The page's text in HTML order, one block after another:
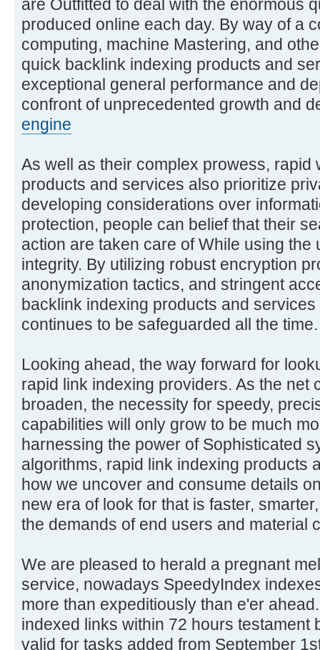
are Outfitted to deal with the enormous
produced online each day. By way of a
computing, machine Mastering, and
quick backlink indexing products and
exceptional general performance and
confront of unprecedented growth and
engine
As well as their complex prowess, rapid
products and services also prioritize
developing considerations over
protection, people can belief that their
action are taken care of While using the
integrity. By utilizing robust encryption
anonymization tactics, and stringent
backlink indexing products and
continues to be safeguarded all the
Looking ahead, the way forward for
rapid link indexing providers. As the net
broaden, the necessity for speedy,
capabilities will only grow to be much
harnessing the power of Sophisticated
algorithms, rapid link indexing products
how we uncover and consume details
new era of look for that is faster,
the demands of end users and material
We are pleased to herald a pregnant
service, nowadays SpeedyIndex
more than expeditiously than e'er
indexed links within 72 hours testament
valid for tasks added from September